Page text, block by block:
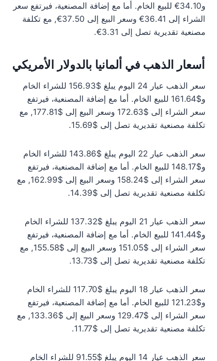
و34.10€ للبيع الخام. أما مع إضافة المصنعية، فيرتفع سعر
الشراء إلى 36.41€ وسعر البيع إلى 37.50€, مع تكلفة
مصنعية تقديرية تصل إلى 3.31€.
أسعار الذهب في ألمانيا بالدولار الأمريكي
سعر الذهب عيار 24 اليوم يبلغ $156.93 للشراء الخام
و$161.64 للبيع الخام. أما مع إضافة المصنعية، فيرتفع
سعر الشراء إلى $172.63 وسعر البيع إلى $177.81, مع
تكلفة مصنعية تقديرية تصل إلى $15.69.
سعر الذهب عيار 22 اليوم يبلغ $143.86 للشراء الخام
و$148.17 للبيع الخام. أما مع إضافة المصنعية، فيرتفع
سعر الشراء إلى $158.24 وسعر البيع إلى $162.99, مع
تكلفة مصنعية تقديرية تصل إلى $14.39.
سعر الذهب عيار 21 اليوم يبلغ $137.32 للشراء الخام
و$141.44 للبيع الخام. أما مع إضافة المصنعية، فيرتفع
سعر الشراء إلى $151.05 وسعر البيع إلى $155.58, مع
تكلفة مصنعية تقديرية تصل إلى $13.73.
سعر الذهب عيار 18 اليوم يبلغ $117.70 للشراء الخام
و$121.23 للبيع الخام. أما مع إضافة المصنعية، فيرتفع
سعر الشراء إلى $129.47 وسعر البيع إلى $133.36, مع
تكلفة مصنعية تقديرية تصل إلى $11.77.
سعر الذهب عيار 14 اليوم يبلغ $91.55 للشراء الخام